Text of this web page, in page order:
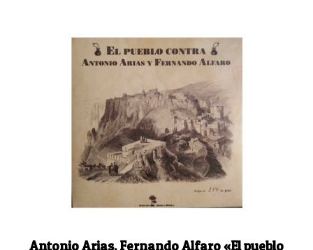
Antonio Arias, Fernando Alfaro «El pueblo